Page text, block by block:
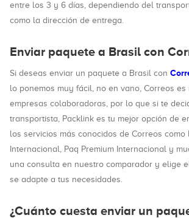
entre los 3 y 6 días, dependiendo del
como la dirección de entrega.
Enviar paquete a Brasil con
Si deseas enviar un paquete a Brasil con
lo ponemos muy fácil, no en vano, Correos
empresas colaboradoras, por lo que si te
transportista, Packlink es tu mejor opción de
los servicios más conocidos de Correos como
Internacional, Paq Premium Internacional y
una consulta en nuestro comparador y elige
se adapte a tus necesidades.
¿Cuánto cuesta enviar un